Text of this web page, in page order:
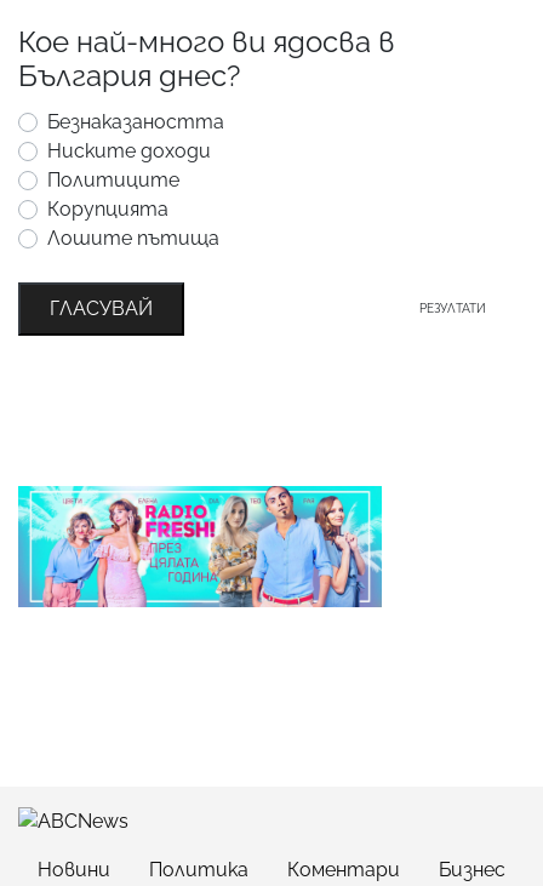
Кое най-много ви ядосва в
България днес?
Безнаказаността
Ниските доходи
Политиците
Корупцията
Лошите пътища
ГЛАСУВАЙ РЕЗУЛТАТИ
Новини Политика Коментари Бизнес